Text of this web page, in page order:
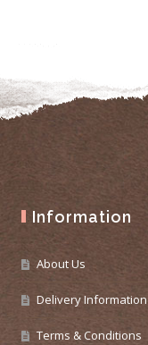
Information
About Us
Delivery Information
Terms & Conditions